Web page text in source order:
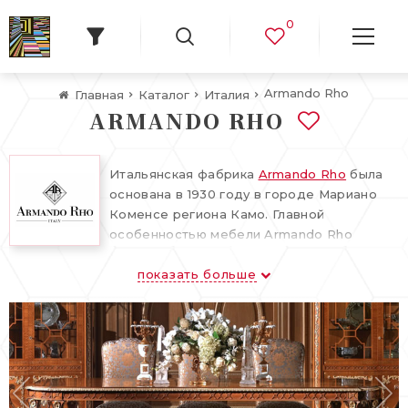
0
Главная Каталог Италия Armandо Rho
ARMANDО RHO
Итальянская фабрика Armando Rho была
основана в 1930 году в городе Мариано
Коменсе региона Камо. Главной
особенностью мебели Armando Rho
модельном ряде какого-то периода
дизайнерскими традициями. Фабрика
остается верна лучшим ремесленным
традициям ушедших столетий. Ее
продукцией является элитная мебель
ручной работы из ценных пород дерева
показать больше